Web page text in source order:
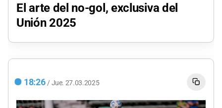
El arte del no-gol, exclusiva del
Unión 2025
18:26 / Jue. 27.03.2025